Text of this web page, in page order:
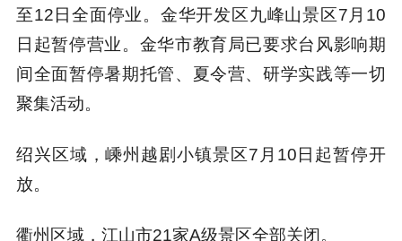
至12日全面停业。金华开发区九峰山景区7月10
日起暂停营业。金华市教育局已要求台风影响期
间全面暂停暑期托管、夏令营、研学实践等一切
聚集活动。
绍兴区域，嵊州越剧小镇景区7月10日起暂停开
放。
衢州区域，江山市21家A级景区全部关闭。